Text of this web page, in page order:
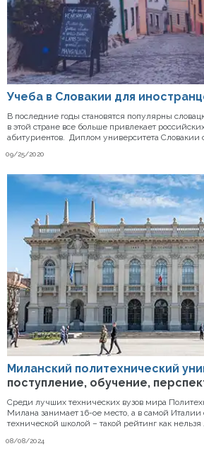
Учеба в Словакии для
09/25/2020
В последние годы становятся популярны
в этой стране все больше привлекает
абитуриентов. Диплом университета Словакии
Миланский политехнический
поступление, обучение,
08/08/2024
Среди лучших технических вузов мира
Милана занимает 16-ое место, а в самой
технической школой – такой рейтинг как